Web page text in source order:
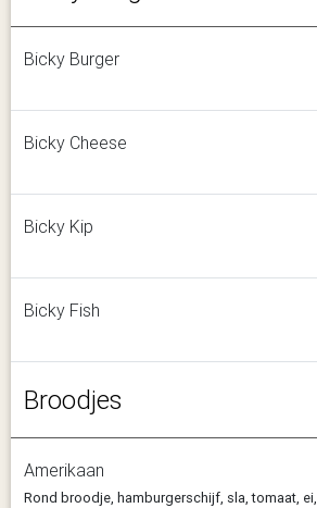
Bicky Burger
Bicky Cheese
Bicky Kip
Bicky Fish
Broodjes
Amerikaan
Rond broodje, hamburgerschijf, sla, tomaat, ei,